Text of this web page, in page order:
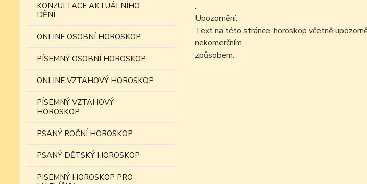
KONZULTACE AKTUÁLNÍHO
DĚNÍ
ONLINE OSOBNÍ HOROSKOP
PÍSEMNÝ OSOBNÍ HOROSKOP
ONLINE VZTAHOVÝ HOROSKOP
PÍSEMNÝ VZTAHOVÝ
HOROSKOP
PSANÝ ROČNÍ HOROSKOP
PSANÝ DĚTSKÝ HOROSKOP
PISEMNÝ HOROSKOP PRO
.
Upozornění:
Text na této stránce ,horoskop včetně
nekomerčním
způsobem.